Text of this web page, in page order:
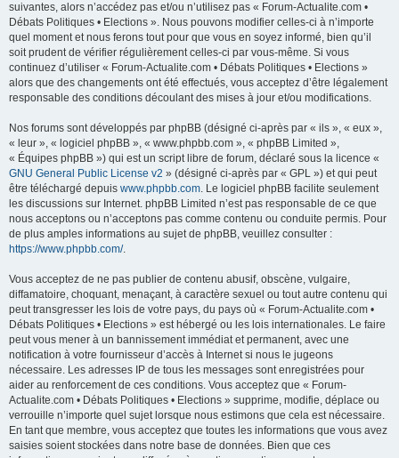
suivantes, alors n’accédez pas et/ou n’utilisez pas « Forum-Actualite.com •
Débats Politiques • Elections ». Nous pouvons modifier celles-ci à n’importe
quel moment et nous ferons tout pour que vous en soyez informé, bien qu’il
soit prudent de vérifier régulièrement celles-ci par vous-même. Si vous
continuez d’utiliser « Forum-Actualite.com • Débats Politiques • Elections »
alors que des changements ont été effectués, vous acceptez d’être légalement
responsable des conditions découlant des mises à jour et/ou modifications.
Nos forums sont développés par phpBB (désigné ci-après par « ils », « eux »,
« leur », « logiciel phpBB », « www.phpbb.com », « phpBB Limited »,
« Équipes phpBB ») qui est un script libre de forum, déclaré sous la licence «
GNU General Public License v2 » (désigné ci-après par « GPL ») et qui peut
être téléchargé depuis www.phpbb.com. Le logiciel phpBB facilite seulement
les discussions sur Internet. phpBB Limited n’est pas responsable de ce que
nous acceptons ou n’acceptons pas comme contenu ou conduite permis. Pour
de plus amples informations au sujet de phpBB, veuillez consulter :
https://www.phpbb.com/.
Vous acceptez de ne pas publier de contenu abusif, obscène, vulgaire,
diffamatoire, choquant, menaçant, à caractère sexuel ou tout autre contenu qui
peut transgresser les lois de votre pays, du pays où « Forum-Actualite.com •
Débats Politiques • Elections » est hébergé ou les lois internationales. Le faire
peut vous mener à un bannissement immédiat et permanent, avec une
notification à votre fournisseur d’accès à Internet si nous le jugeons
nécessaire. Les adresses IP de tous les messages sont enregistrées pour
aider au renforcement de ces conditions. Vous acceptez que « Forum-
Actualite.com • Débats Politiques • Elections » supprime, modifie, déplace ou
verrouille n’importe quel sujet lorsque nous estimons que cela est nécessaire.
En tant que membre, vous acceptez que toutes les informations que vous avez
saisies soient stockées dans notre base de données. Bien que ces